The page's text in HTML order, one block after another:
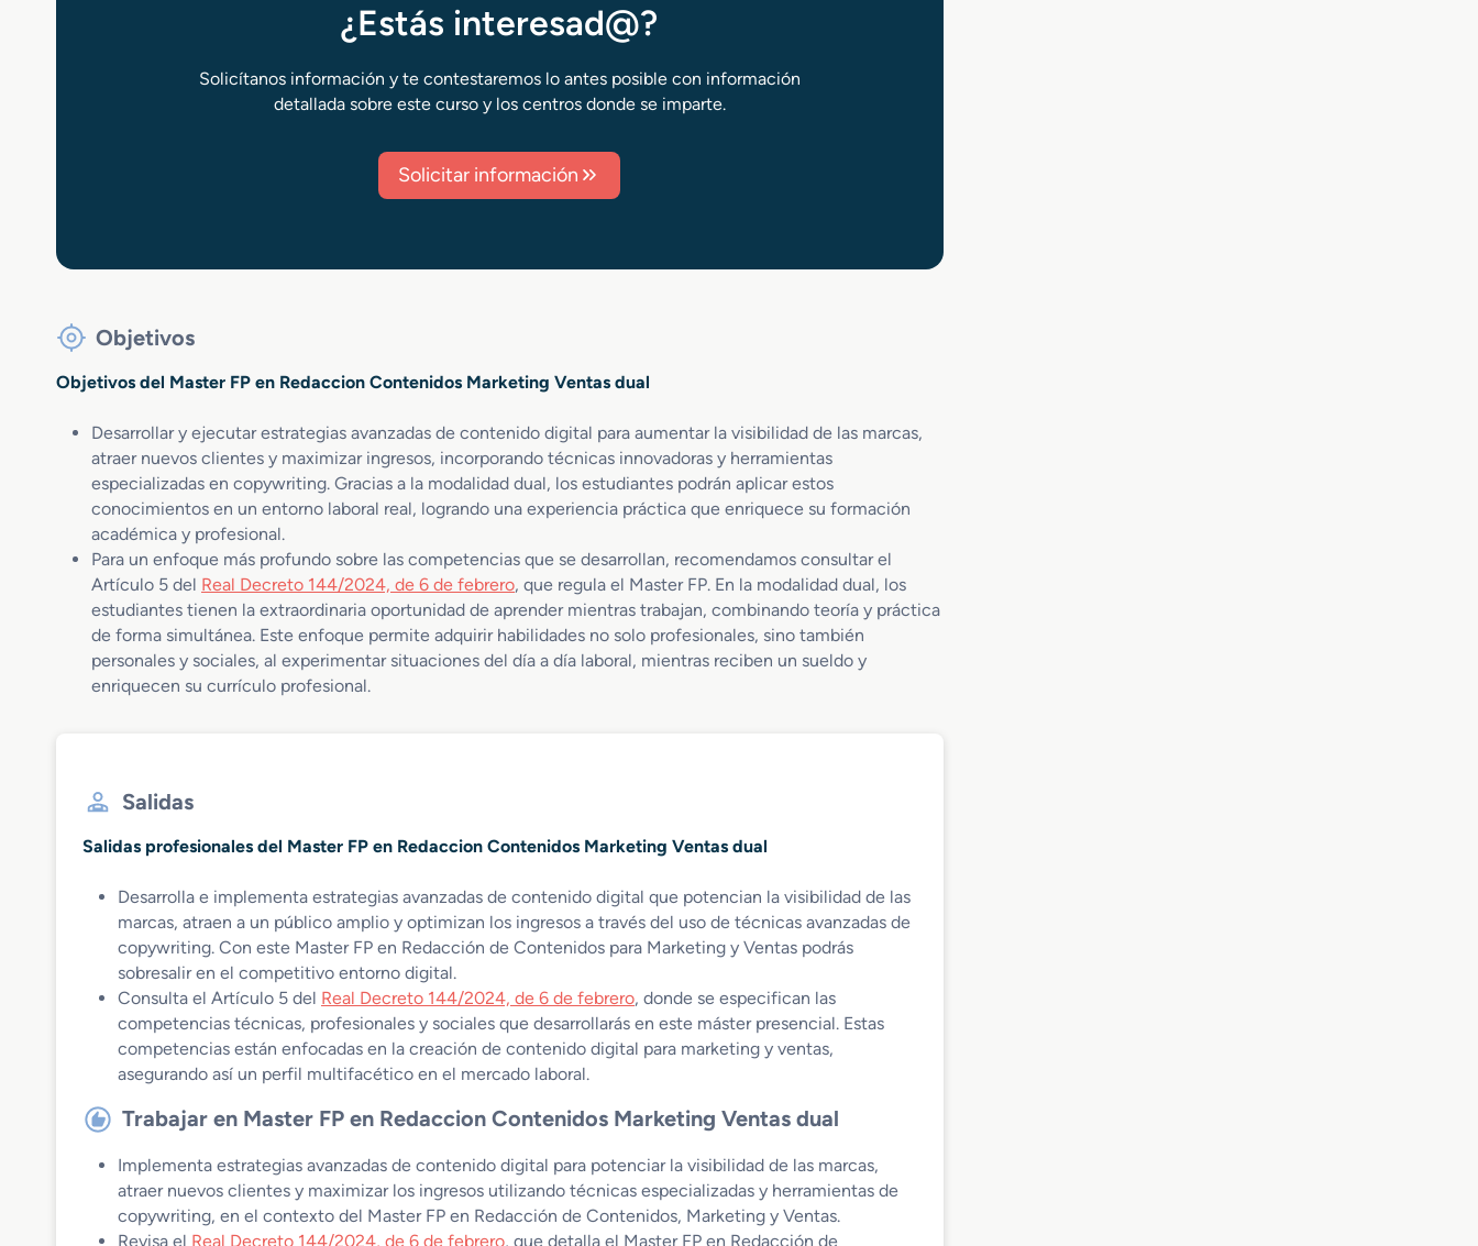
¿Estás interesad@?
Solicítanos información y te contestaremos lo antes posible con información
detallada sobre este curso y los centros donde se imparte.
Solicitar información
Objetivos
Objetivos del Master FP en Redaccion Contenidos Marketing Ventas dual
Desarrollar y ejecutar estrategias avanzadas de contenido digital para aumentar la visibilidad de las marcas,
atraer nuevos clientes y maximizar ingresos, incorporando técnicas innovadoras y herramientas
especializadas en copywriting. Gracias a la modalidad dual, los estudiantes podrán aplicar estos
conocimientos en un entorno laboral real, logrando una experiencia práctica que enriquece su formación
académica y profesional.
Para un enfoque más profundo sobre las competencias que se desarrollan, recomendamos consultar el
Artículo 5 del Real Decreto 144/2024, de 6 de febrero, que regula el Master FP. En la modalidad dual, los
estudiantes tienen la extraordinaria oportunidad de aprender mientras trabajan, combinando teoría y práctica
de forma simultánea. Este enfoque permite adquirir habilidades no solo profesionales, sino también
personales y sociales, al experimentar situaciones del día a día laboral, mientras reciben un sueldo y
enriquecen su currículo profesional.
Salidas
Salidas profesionales del Master FP en Redaccion Contenidos Marketing Ventas dual
Desarrolla e implementa estrategias avanzadas de contenido digital que potencian la visibilidad de las
marcas, atraen a un público amplio y optimizan los ingresos a través del uso de técnicas avanzadas de
copywriting. Con este Master FP en Redacción de Contenidos para Marketing y Ventas podrás
sobresalir en el competitivo entorno digital.
Consulta el Artículo 5 del Real Decreto 144/2024, de 6 de febrero, donde se especifican las
competencias técnicas, profesionales y sociales que desarrollarás en este máster presencial. Estas
competencias están enfocadas en la creación de contenido digital para marketing y ventas,
asegurando así un perfil multifacético en el mercado laboral.
Trabajar en Master FP en Redaccion Contenidos Marketing Ventas dual
Implementa estrategias avanzadas de contenido digital para potenciar la visibilidad de las marcas,
atraer nuevos clientes y maximizar los ingresos utilizando técnicas especializadas y herramientas de
copywriting, en el contexto del Master FP en Redacción de Contenidos, Marketing y Ventas.
Revisa el Real Decreto 144/2024, de 6 de febrero, que detalla el Master FP en Redacción de